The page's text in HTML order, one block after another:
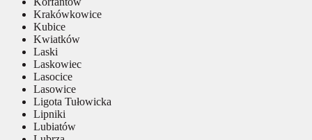
Krakówkowice
Kubice
Kwiatków
Laski
Laskowiec
Lasocice
Lasowice
Ligota Tułowicka
Lipniki
Lubiatów